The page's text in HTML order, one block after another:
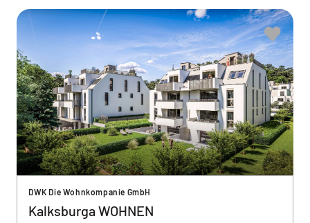
DWK Die Wohnkompanie GmbH
Kalksburga WOHNEN